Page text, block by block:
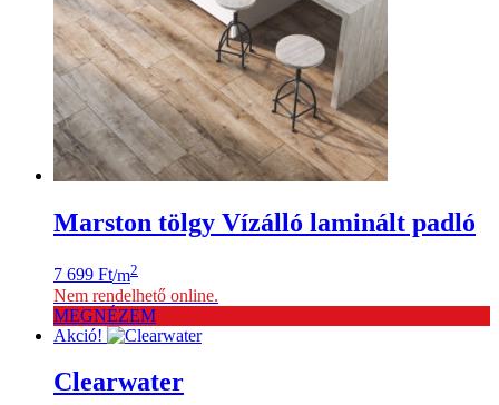
Marston tölgy Vízálló laminált padló
7 699 Ft/m2
Nem rendelhető online.
MEGNÉZEM
Akció!
Clearwater